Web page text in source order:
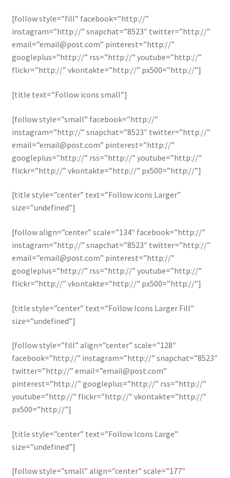
[follow style=”fill” facebook=”http://”
instagram=”http://” snapchat=”8523″ twitter=”http://”
email=”email@post.com” pinterest=”http://”
googleplus=”http://” rss=”http://” youtube=”http://”
flickr=”http://” vkontakte=”http://” px500=”http://”]
[title text=”Follow icons small”]
[follow style=”small” facebook=”http://”
instagram=”http://” snapchat=”8523″ twitter=”http://”
email=”email@post.com” pinterest=”http://”
googleplus=”http://” rss=”http://” youtube=”http://”
flickr=”http://” vkontakte=”http://” px500=”http://”]
[title style=”center” text=”Follow icons Larger”
size=”undefined”]
[follow align=”center” scale=”134″ facebook=”http://”
instagram=”http://” snapchat=”8523″ twitter=”http://”
email=”email@post.com” pinterest=”http://”
googleplus=”http://” rss=”http://” youtube=”http://”
flickr=”http://” vkontakte=”http://” px500=”http://”]
[title style=”center” text=”Follow Icons Larger Fill”
size=”undefined”]
[follow style=”fill” align=”center” scale=”128″
facebook=”http://” instagram=”http://” snapchat=”8523″
twitter=”http://” email=”email@post.com”
pinterest=”http://” googleplus=”http://” rss=”http://”
youtube=”http://” flickr=”http://” vkontakte=”http://”
px500=”http://”]
[title style=”center” text=”Follow Icons Large”
size=”undefined”]
[follow style=”small” align=”center” scale=”177″